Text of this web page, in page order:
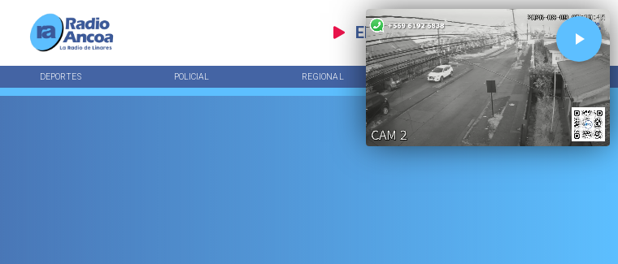
EN VIVO
DEPORTES POLICIAL REGIONAL ECONOMÍA